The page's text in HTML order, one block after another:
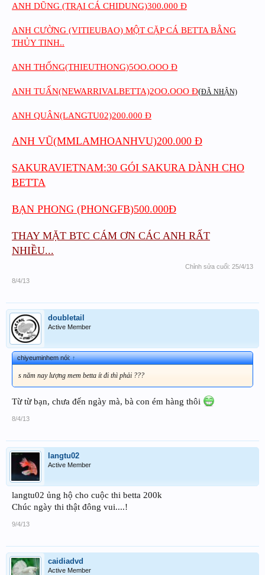
ANH DŨNG (TRẠI CÁ CHIDUNG)300.000 Đ
ANH CƯỜNG (VITIEUBAO) MỘT CẶP CÁ BETTA BẰNG
THỦY TINH..
ANH THỐNG(THIEUTHONG)5OO.OOO Đ
ANH TUẤN(NEWARRIVALBETTA)2OO.OOO Đ(ĐÃ NHẬN)
ANH QUÂN(LANGTU02)200.000 Đ
ANH VŨ(MMLAMHOANHVU)200.000 Đ
SAKURAVIETNAM:30 GÓI SAKURA DÀNH CHO
BETTA
BẠN PHONG (PHONGFB)500.000Đ
THAY MẶT BTC CÁM ƠN CÁC ANH RẤT
NHIỀU...
Chỉnh sửa cuối: 25/4/13
8/4/13
doubletail
Active Member
chiyeuminhem nói:↑
s năm nay lượng mem betta ít đi thì phải ???
Từ từ bạn, chưa đến ngày mà, bà con ém hàng thôi
8/4/13
langtu02
Active Member
langtu02 ủng hộ cho cuộc thi betta 200k
Chúc ngày thi thật đông vui....!
9/4/13
caidiadvd
Active Member